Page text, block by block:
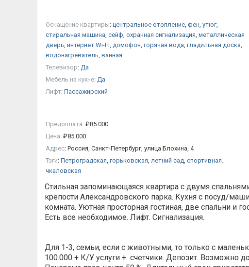
Оснащение квартиры: центральное отопление, фен, утюг,
стиральная машина, сейф, охранная сигнализация, металлическая
дверь, интернет Wi-Fi, домофон, горячая вода, гладильная доска,
водонагреватель, ванная
Телевизор: Да
Мебель на кухне: Да
Лифт: Пассажирский
Предоплата: ₽85 000
Цена: ₽85 000
Адрес: Россия, Санкт-Петербург, улица Блохина, 4
Тэги: Петроградская, горьковская, летний сад, спортивная.
чкаловская
Стильная запоминающаяся квартира с двумя
крепости Александровского парка. Кухня с посуд/
комната. Уютная просторная гостиная, две спальни и
Есть все необходимое. Лифт. Сигнализация.
Для 1-3, семьи, если с животными, то только с
100.000 + К/У услуги + счетчики. Депозит. Возможно